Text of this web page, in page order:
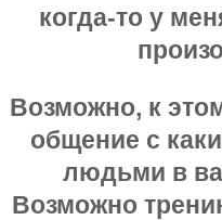
когда-то у
Возможно, к
общение с
людьми в
Возможно